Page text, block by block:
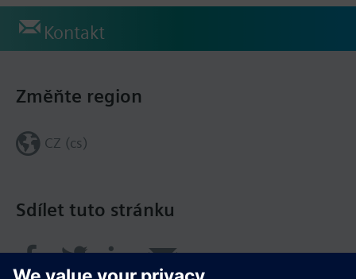
Kontakt
Sdílet tuto stránku
Změňte region
CZ (cs)